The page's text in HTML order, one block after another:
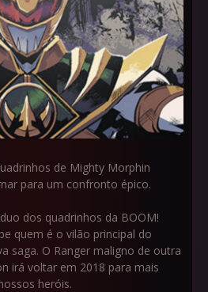
de Mighty Morphin
para um confronto épico.
dos quadrinhos da BOOM!
quem é o vilão principal do
saga. O Ranger maligno de outra
irá voltar em 2018 para mais
heróis.